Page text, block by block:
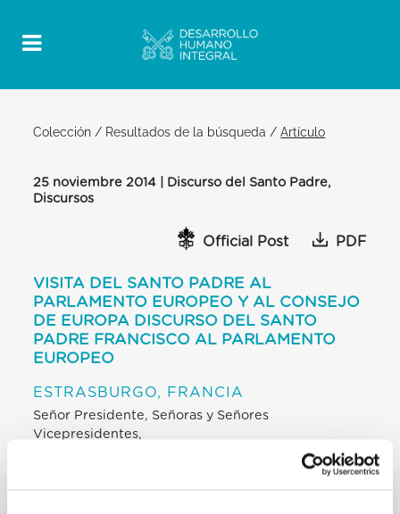
Colección / Resultados de la búsqueda /Artículo
25 noviembre 2014 | Discurso del Santo Padre,
Discursos
Official Post PDF
VISITA DEL SANTO PADRE AL
PARLAMENTO EUROPEO Y AL CONSEJO
DE EUROPA DISCURSO DEL SANTO
PADRE FRANCISCO AL PARLAMENTO
EUROPEO
ESTRASBURGO, FRANCIA
Señor Presidente, Señoras y Señores
Vicepresidentes,
Trabajadores en los distintos ámbitos de este